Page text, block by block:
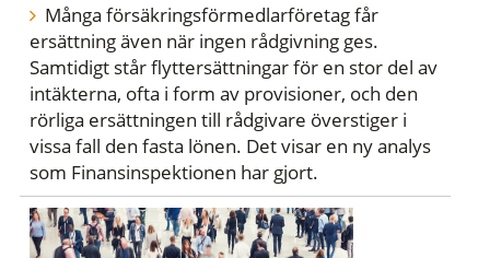
Många försäkringsförmedlarföretag får
ersättning även när ingen rådgivning ges.
Samtidigt står flyttersättningar för en stor del av
intäkterna, ofta i form av provisioner, och den
rörliga ersättningen till rådgivare överstiger i
vissa fall den fasta lönen. Det visar en ny analys
som Finansinspektionen har gjort.